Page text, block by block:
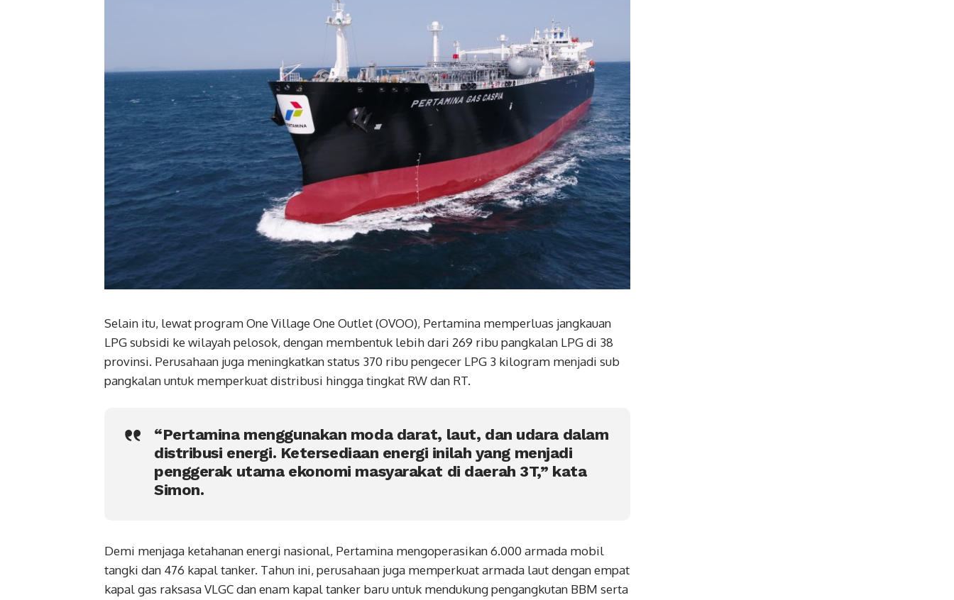
Selain itu, lewat program One Village One Outlet (OVOO), Pertamina memperluas jangkauan
LPG subsidi ke wilayah pelosok, dengan membentuk lebih dari 269 ribu pangkalan LPG di 38
provinsi. Perusahaan juga meningkatkan status 370 ribu pengecer LPG 3 kilogram menjadi sub
pangkalan untuk memperkuat distribusi hingga tingkat RW dan RT.
“Pertamina menggunakan moda darat, laut, dan udara dalam
distribusi energi. Ketersediaan energi inilah yang menjadi
penggerak utama ekonomi masyarakat di daerah 3T,” kata
Simon.
Demi menjaga ketahanan energi nasional, Pertamina mengoperasikan 6.000 armada mobil
tangki dan 476 kapal tanker. Tahun ini, perusahaan juga memperkuat armada laut dengan empat
kapal gas raksasa VLGC dan enam kapal tanker baru untuk mendukung pengangkutan BBM serta